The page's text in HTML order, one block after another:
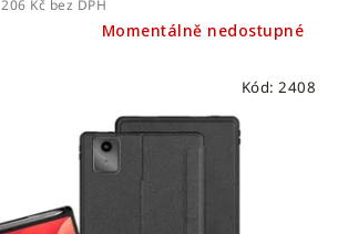
Momentálně nedostupné
206 Kč bez DPH
Kód: 2408